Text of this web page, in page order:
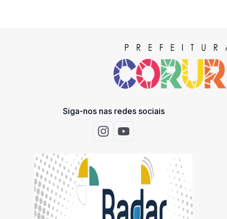
Siga-nos nas redes sociais
Acessar Instagram
Acessar Youtube